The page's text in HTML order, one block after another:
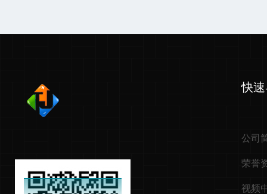
快
公司
荣誉
视频